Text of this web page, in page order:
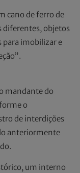
cano de ferro de
diferentes, objetos
para imobilizar e
mandante do
o
de interdições
anteriormente
um interno